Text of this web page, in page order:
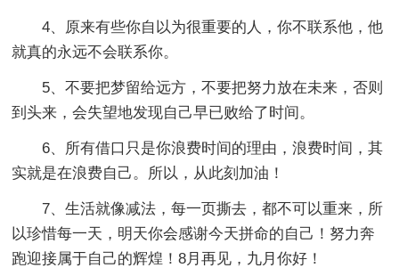
4、原来有些你自以为很重要的人，你不联系他，他
就真的永远不会联系你。
5、不要把梦留给远方，不要把努力放在未来，否则
到头来，会失望地发现自己早已败给了时间。
6、所有借口只是你浪费时间的理由，浪费时间，其
实就是在浪费自己。所以，从此刻加油！
7、生活就像减法，每一页撕去，都不可以重来，所
以珍惜每一天，明天你会感谢今天拼命的自己！努力奔
跑迎接属于自己的辉煌！8月再见，九月你好！